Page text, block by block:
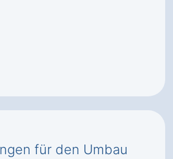
für den Umbau